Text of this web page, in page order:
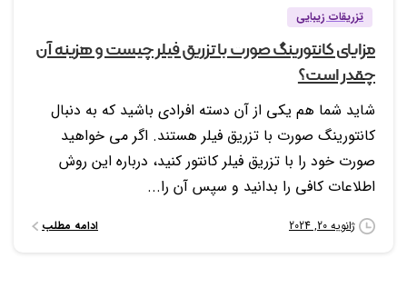
تزریقات زیبایی
مزایای کانتورینگ صورت با تزریق فیلر چیست و هزینه آن
چقدر است؟
شاید شما هم یکی از آن دسته افرادی باشید که به دنبال
کانتورینگ صورت با تزریق فیلر هستند. اگر می خواهید
صورت خود را با تزریق فیلر کانتور کنید، درباره این روش
اطلاعات کافی را بدانید و سپس آن را...
ژانویه 20, 2024 ادامه مطلب